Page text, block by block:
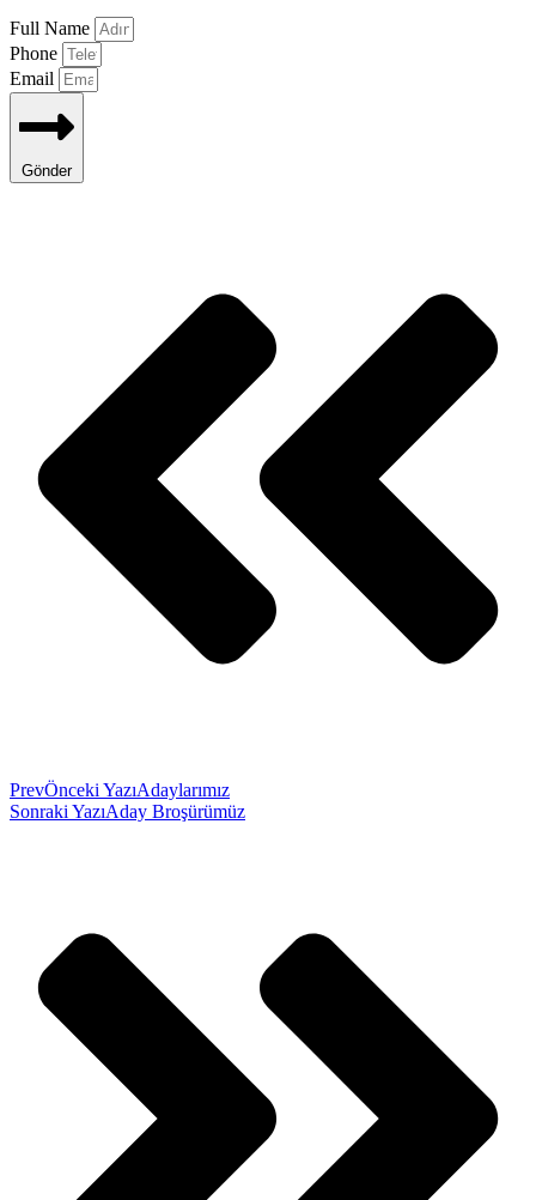
Full Name
Phone
Email
Gönder
PrevÖnceki YazıAdaylarımız
Sonraki YazıAday Broşürümüz